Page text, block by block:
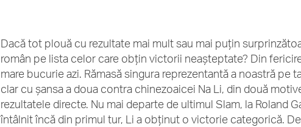
Dacă tot plouă cu rezultate mai mult sau mai puțin
român pe lista celor care obțin victorii neașteptate? Din
mare bucurie azi. Rămasă singura reprezentantă a noastră pe
clar cu șansa a doua contra chinezoaicei Na Li, din două
rezultatele directe. Nu mai departe de ultimul Slam, la Roland
întâlnit încă din primul tur, Li a obținut o victorie categorică.